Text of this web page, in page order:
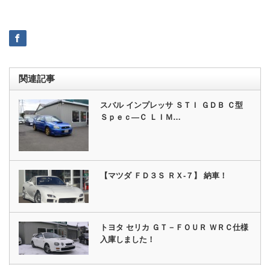
関連記事
スバル インプレッサ ＳＴＩ ＧＤＢ Ｃ型
Ｓｐｅｃ―Ｃ ＬＩＭ…
【マツダ ＦＤ３Ｓ ＲＸ‐７】 納車！
トヨタ セリカ ＧＴ－ＦＯＵＲ ＷＲＣ仕様
入庫しました！